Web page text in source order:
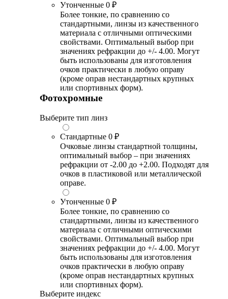
Утонченные 0 ₽
Более тонкие, по сравнению со
стандартными, линзы из качественного
материала с отличными оптическими
свойствами. Оптимальный выбор при
значениях рефракции до +/- 4.00. Могут
быть использованы для изготовления
очков практически в любую оправу
(кроме оправ нестандартных крупных
или спортивных форм).
Фотохромные
Выберите тип линз
Стандартные 0 ₽
Очковые линзы стандартной толщины,
оптимальный выбор – при значениях
рефракции от -2.00 до +2.00. Подходят для
очков в пластиковой или металлической
оправе.
Утонченные 0 ₽
Более тонкие, по сравнению со
стандартными, линзы из качественного
материала с отличными оптическими
свойствами. Оптимальный выбор при
значениях рефракции до +/- 4.00. Могут
быть использованы для изготовления
очков практически в любую оправу
(кроме оправ нестандартных крупных
или спортивных форм).
Выберите индекс